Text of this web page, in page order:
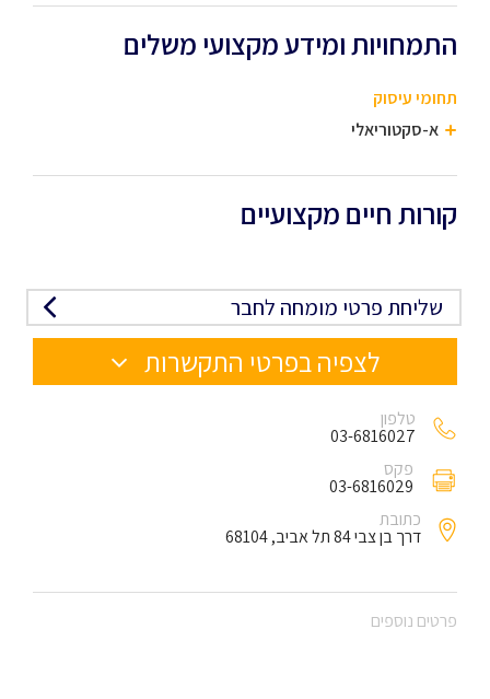
התמחויות ומידע מקצועי משלים
תחומי עיסוק
א-סקטוריאלי
קורות חיים מקצועיים
שליחת פרטי מומחה לחבר
לצפיה בפרטי התקשרות
טלפון
03-6816027
פקס
03-6816029
כתובת
דרך בן צבי 84 תל אביב, 68104
פרטים נוספים